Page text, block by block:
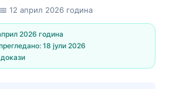
📅 12 април 2026 година
2026 година
18 јули 2026